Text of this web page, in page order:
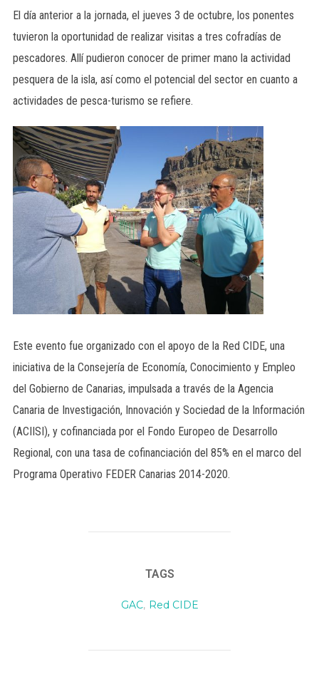
El día anterior a la jornada, el jueves 3 de octubre, los ponentes
tuvieron la oportunidad de realizar visitas a tres cofradías de
pescadores. Allí pudieron conocer de primer mano la actividad
pesquera de la isla, así como el potencial del sector en cuanto a
actividades de pesca-turismo se refiere.
Este evento fue organizado con el apoyo de la Red CIDE, una
iniciativa de la Consejería de Economía, Conocimiento y Empleo
del Gobierno de Canarias, impulsada a través de la Agencia
Canaria de Investigación, Innovación y Sociedad de la Información
(ACIISI), y cofinanciada por el Fondo Europeo de Desarrollo
Regional, con una tasa de cofinanciación del 85% en el marco del
Programa Operativo FEDER Canarias 2014-2020.
TAGS
GAC, Red CIDE